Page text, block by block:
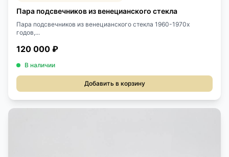
Пара подсвечников из венецианского стекла
Пара подсвечников из венецианского стекла 1960-1970х
годов,...
120 000 ₽
В наличии
Добавить в корзину